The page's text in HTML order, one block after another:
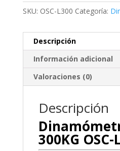
SKU: OSC-L300 Categoría:
Descripción
Información adicional
Valoraciones (0)
Descripción
300KG OSC-